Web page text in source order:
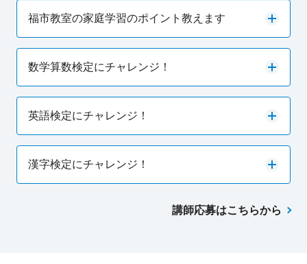
福市教室の家庭学習のポイント教えます
数学算数検定にチャレンジ！
英語検定にチャレンジ！
漢字検定にチャレンジ！
講師応募はこちらから